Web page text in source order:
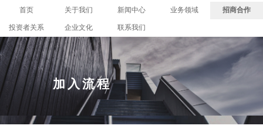
首页 关于我们 新闻中心 业务领域
招商合作
投资者关系
企业文化 联系我们
加入流程招商合作